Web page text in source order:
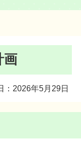
画
：2026年5月29日